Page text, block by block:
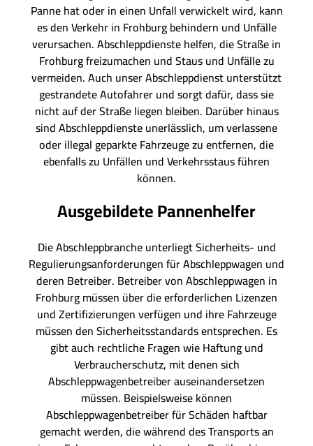
Panne hat oder in einen Unfall verwickelt wird, kann
es den Verkehr in Frohburg behindern und Unfälle
verursachen. Abschleppdienste helfen, die Straße in
Frohburg freizumachen und Staus und Unfälle zu
vermeiden. Auch unser Abschleppdienst unterstützt
gestrandete Autofahrer und sorgt dafür, dass sie
nicht auf der Straße liegen bleiben. Darüber hinaus
sind Abschleppdienste unerlässlich, um verlassene
oder illegal geparkte Fahrzeuge zu entfernen, die
ebenfalls zu Unfällen und Verkehrsstaus führen
können.
Ausgebildete Pannenhelfer
Die Abschleppbranche unterliegt Sicherheits- und
Regulierungsanforderungen für Abschleppwagen und
deren Betreiber. Betreiber von Abschleppwagen in
Frohburg müssen über die erforderlichen Lizenzen
und Zertifizierungen verfügen und ihre Fahrzeuge
müssen den Sicherheitsstandards entsprechen. Es
gibt auch rechtliche Fragen wie Haftung und
Verbraucherschutz, mit denen sich
Abschleppwagenbetreiber auseinandersetzen
müssen. Beispielsweise können
Abschleppwagenbetreiber für Schäden haftbar
gemacht werden, die während des Transports an